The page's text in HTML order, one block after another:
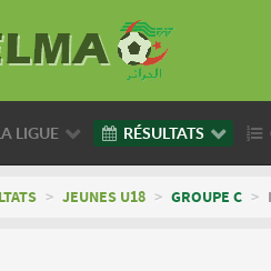
LIGUE RÉSULTATS
> JEUNES U18 > GROUPE C >